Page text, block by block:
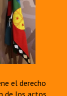
el derecho
de los actos